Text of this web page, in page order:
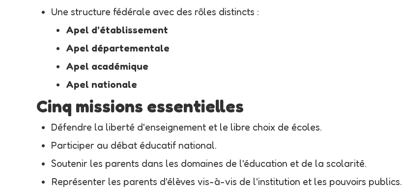
Une structure fédérale avec des rôles distincts :
Apel d’établissement
Apel départementale
Apel académique
Apel nationale
Cinq missions essentielles
Défendre la liberté d'enseignement et le libre choix de écoles.
Participer au débat éducatif national.
Soutenir les parents dans les domaines de l'éducation et de la scolarité.
Représenter les parents d'élèves vis-à-vis de l'institution et les pouvoirs publics.